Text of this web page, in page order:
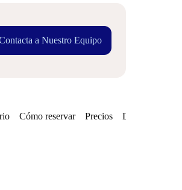
a Nuestro Equipo
Cómo reservar Precios Disponibilidades